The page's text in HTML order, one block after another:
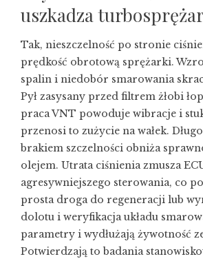
uszkadza
Tak, nieszczelność po stronie
prędkość obrotową sprężarki.
spalin i niedobór smarowania
Pył zasysany przed filtrem żłobi
praca VNT powoduje wibracje i
przenosi to zużycie na wałek.
brakiem szczelności obniża
olejem. Utrata ciśnienia zmusza
agresywniejszego sterowania, co
prosta droga do regeneracji lub
dolotu i weryfikacja układu
parametry i wydłużają żywotność
Potwierdzają to badania